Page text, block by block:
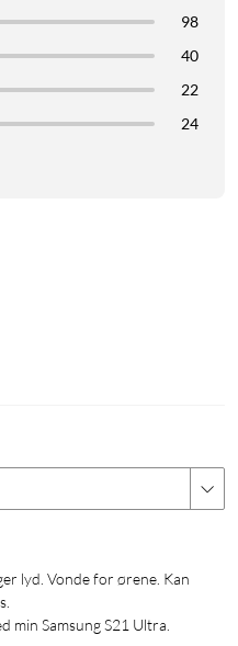
98
40
22
24
min Samsung S21 Ultra.